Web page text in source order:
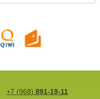
+7 (968) 891-19-11